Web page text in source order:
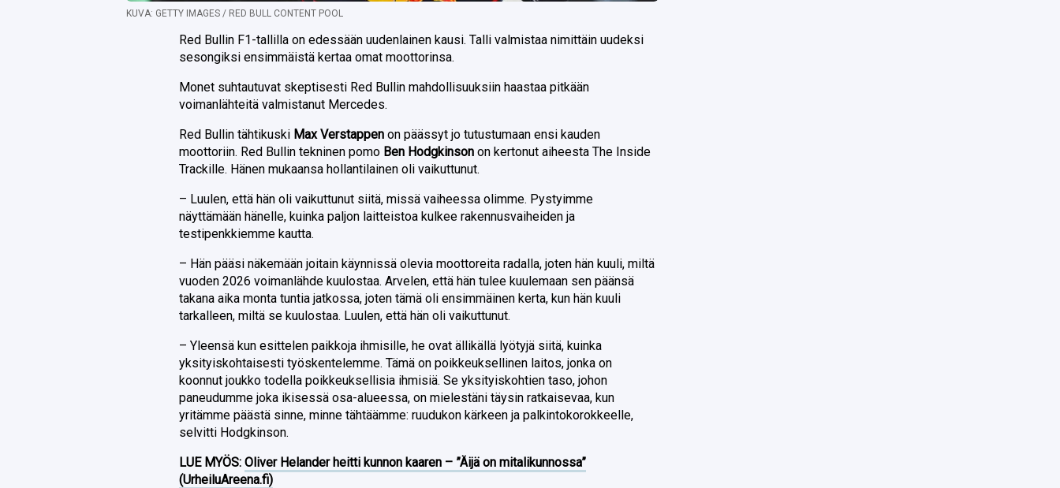
KUVA: GETTY IMAGES / RED BULL CONTENT POOL
Red Bullin F1-tallilla on edessään uudenlainen kausi. Talli valmistaa nimittäin uudeksi
sesongiksi ensimmäistä kertaa omat moottorinsa.
Monet suhtautuvat skeptisesti Red Bullin mahdollisuuksiin haastaa pitkään
voimanlähteitä valmistanut Mercedes.
Red Bullin tähtikuski Max Verstappenon päässyt jo tutustumaan ensi kauden
moottoriin. Red Bullin tekninen pomo Ben Hodgkinsonon kertonut aiheesta The Inside
Trackille. Hänen mukaansa hollantilainen oli vaikuttunut.
– Luulen, että hän oli vaikuttunut siitä, missä vaiheessa olimme. Pystyimme
näyttämään hänelle, kuinka paljon laitteistoa kulkee rakennusvaiheiden ja
testipenkkiemme kautta.
– Hän pääsi näkemään joitain käynnissä olevia moottoreita radalla, joten hän kuuli, miltä
vuoden 2026 voimanlähde kuulostaa. Arvelen, että hän tulee kuulemaan sen päänsä
takana aika monta tuntia jatkossa, joten tämä oli ensimmäinen kerta, kun hän kuuli
tarkalleen, miltä se kuulostaa. Luulen, että hän oli vaikuttunut.
– Yleensä kun esittelen paikkoja ihmisille, he ovat ällikällä lyötyjä siitä, kuinka
yksityiskohtaisesti työskentelemme. Tämä on poikkeuksellinen laitos, jonka on
koonnut joukko todella poikkeuksellisia ihmisiä. Se yksityiskohtien taso, johon
paneudumme joka ikisessä osa-alueessa, on mielestäni täysin ratkaisevaa, kun
yritämme päästä sinne, minne tähtäämme: ruudukon kärkeen ja palkintokorokkeelle,
selvitti Hodgkinson.
LUE MYÖS:Oliver Helander heitti kunnon kaaren – ”Äijä on mitalikunnossa”
(UrheiluAreena.fi)